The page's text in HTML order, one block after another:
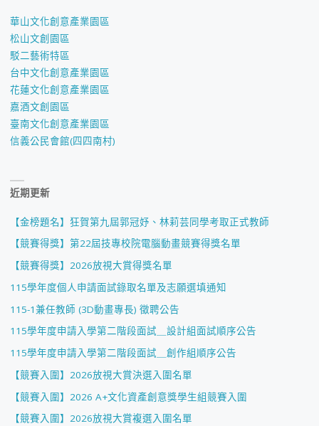
華山文化創意產業園區
松山文創園區
駁二藝術特區
台中文化創意產業園區
花蓮文化創意產業園區
嘉酒文創園區
臺南文化創意產業園區
信義公民會館(四四南村)
近期更新
【金榜題名】狂賀第九屆郭冠妤、林莉芸同學考取正式教師
【競賽得獎】第22屆技專校院電腦動畫競賽得獎名單
【競賽得獎】2026放視大賞得獎名單
115學年度個人申請面試錄取名單及志願選填通知
115-1兼任教師 (3D動畫專長) 徵聘公告
115學年度申請入學第二階段面試＿設計組面試順序公告
115學年度申請入學第二階段面試＿創作組順序公告
【競賽入圍】2026放視大賞決選入圍名單
【競賽入圍】2026 A+文化資產創意獎學生組競賽入圍
【競賽入圍】2026放視大賞複選入圍名單